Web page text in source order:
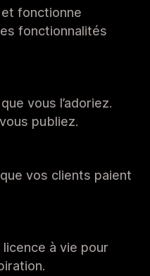
fonctionne
fonctionnalités
vous l’adoriez.
publiez.
vos clients paient
licence à vie pour